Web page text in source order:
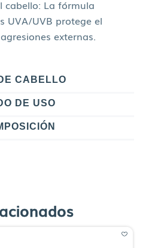
CABELLO
DE USO
cabello: La fórmula
UVA/UVB protege el
externas.